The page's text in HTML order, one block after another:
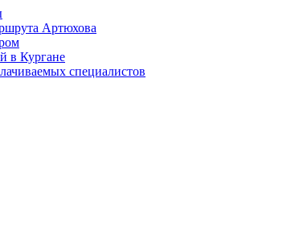
Артюхова
в Кургане
специалистов